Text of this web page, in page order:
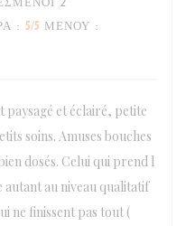
: 5/5 ΜΕΝΟΎ :
paysagé et éclairé, petite
soins. Amuses bouches
dosés. Celui qui prend l
autant au niveau qualitatif
ne finissent pas tout (
restaurant